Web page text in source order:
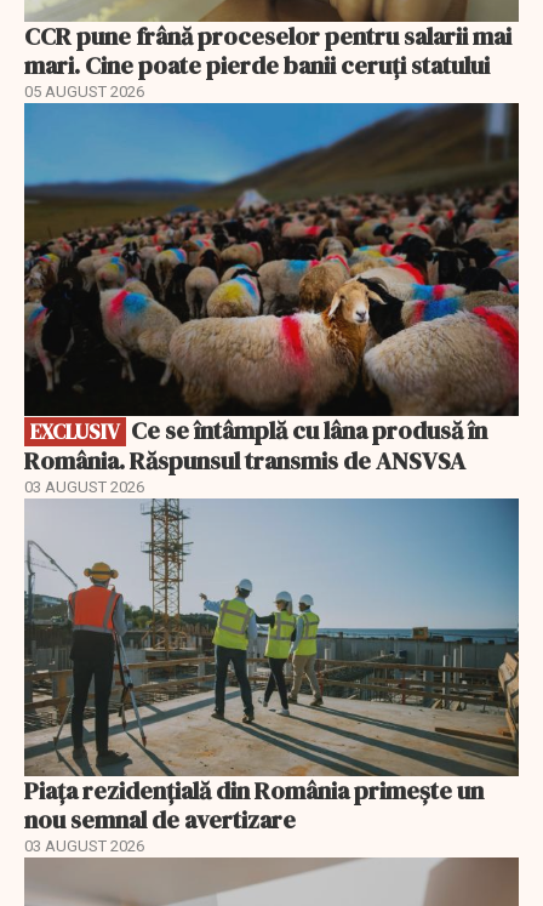
CCR pune frână proceselor pentru salarii mai
mari. Cine poate pierde banii ceruți statului
05 AUGUST 2026
EXCLUSIV
România. Răspunsul transmis de ANSVSA
03 AUGUST 2026
Piața rezidențială din România primește un
nou semnal de avertizare
03 AUGUST 2026